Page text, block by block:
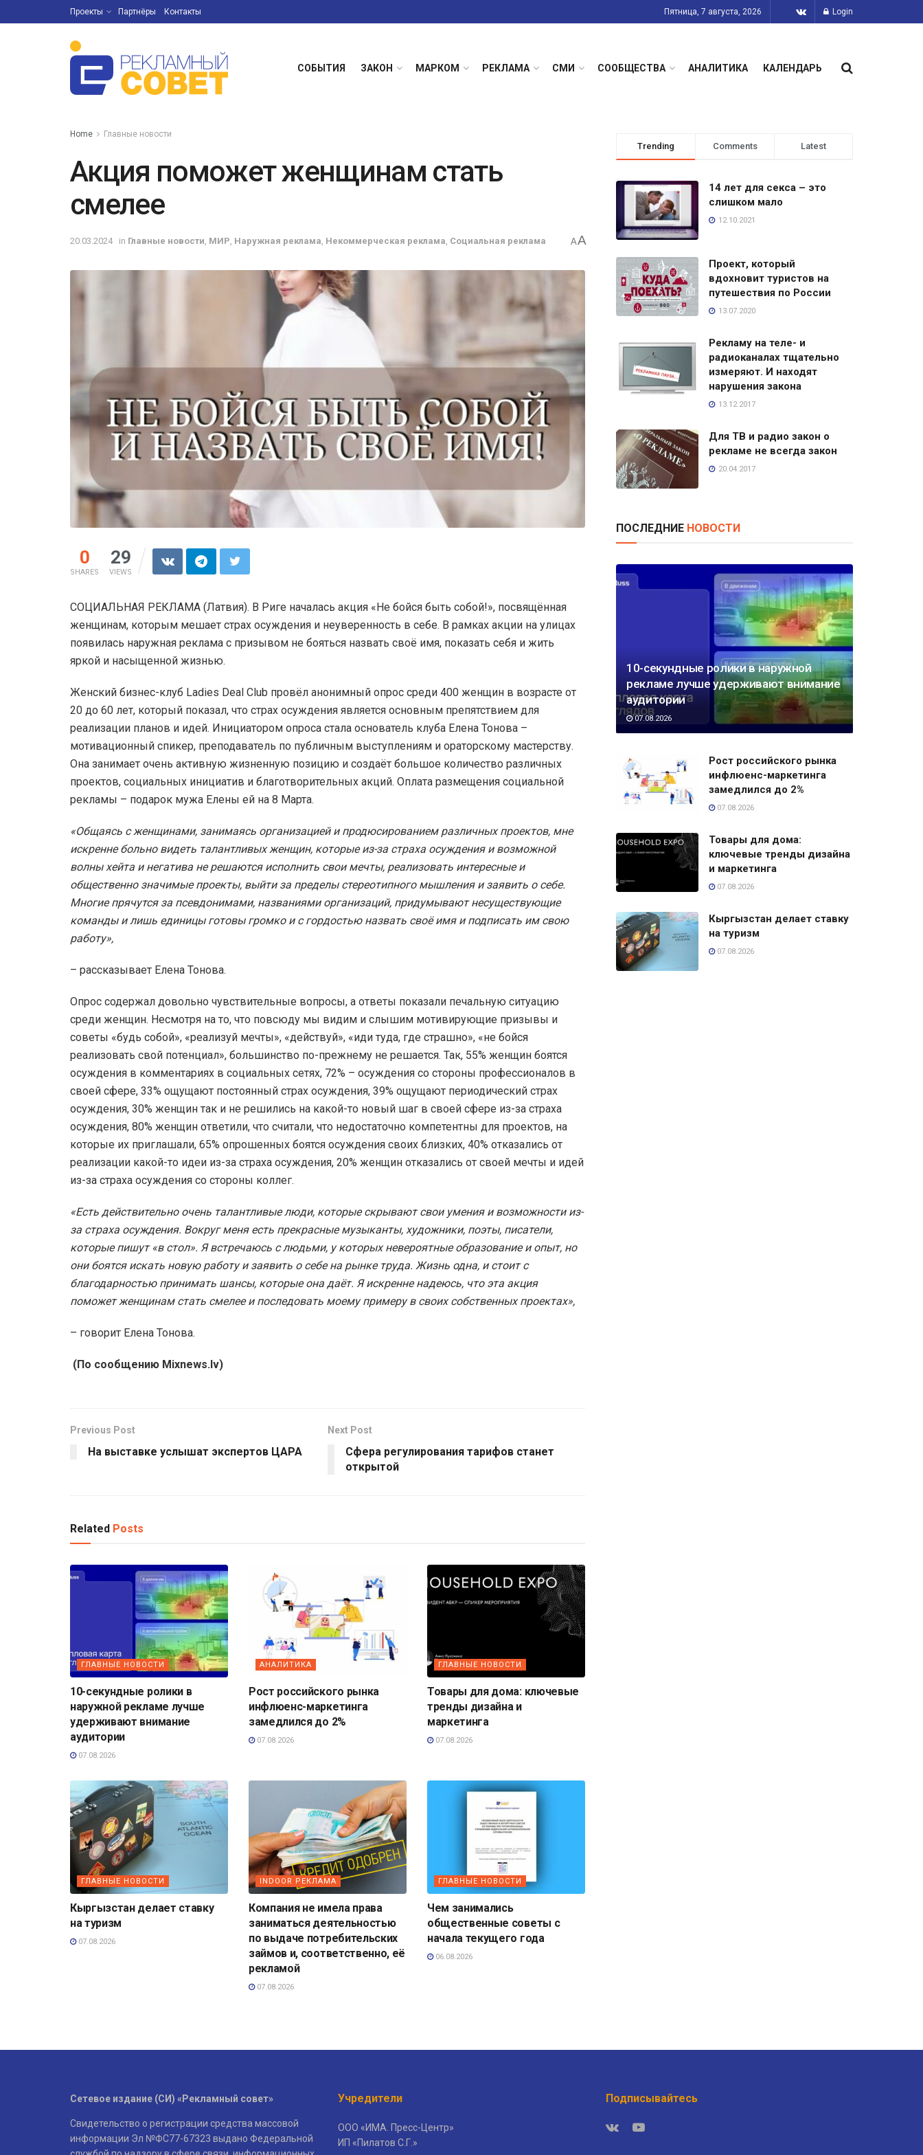
Проекты Партнёры Контакты Пятница, 7 августа, 2026 Login
СОБЫТИЯ ЗАКОН МАРКОМ РЕКЛАМА СМИ СООБЩЕСТВА АНАЛИТИКА КАЛЕНДАРЬ
Home Главные новости
Акция поможет женщинам стать
смелее
20.03.2024 in Главные новости МИР Наружная реклама Некоммерческая реклама Социальная реклама AA
0
SHARES
29
VIEWS
СОЦИАЛЬНАЯ РЕКЛАМА (Латвия). В Риге началась акция «Не бойся быть собой!», посвящённая
женщинам, которым мешает страх осуждения и неуверенность в себе. В рамках акции на улицах
появилась наружная реклама с призывом не бояться назвать своё имя, показать себя и жить
яркой и насыщенной жизнью.
Женский бизнес-клуб Ladies Deal Club провёл анонимный опрос среди 400 женщин в возрасте от
20 до 60 лет, который показал, что страх осуждения является основным препятствием для
реализации планов и идей. Инициатором опроса стала основатель клуба Елена Тонова –
мотивационный спикер, преподаватель по публичным выступлениям и ораторскому мастерству.
Она занимает очень активную жизненную позицию и создаёт большое количество различных
проектов, социальных инициатив и благотворительных акций. Оплата размещения социальной
рекламы – подарок мужа Елены ей на 8 Марта.
«Общаясь с женщинами, занимаясь организацией и продюсированием различных проектов, мне
искренне больно видеть талантливых женщин, которые из-за страха осуждения и возможной
волны хейта и негатива не решаются исполнить свои мечты, реализовать интересные и
общественно значимые проекты, выйти за пределы стереотипного мышления и заявить о себе.
Многие прячутся за псевдонимами, названиями организаций, придумывают несуществующие
команды и лишь единицы готовы громко и с гордостью назвать своё имя и подписать им свою
работу»,
– рассказывает Елена Тонова.
Опрос содержал довольно чувствительные вопросы, а ответы показали печальную ситуацию
среди женщин. Несмотря на то, что повсюду мы видим и слышим мотивирующие призывы и
советы «будь собой», «реализуй мечты», «действуй», «иди туда, где страшно», «не бойся
реализовать свой потенциал», большинство по-прежнему не решается. Так, 55% женщин боятся
осуждения в комментариях в социальных сетях, 72% – осуждения со стороны профессионалов в
своей сфере, 33% ощущают постоянный страх осуждения, 39% ощущают периодический страх
осуждения, 30% женщин так и не решились на какой-то новый шаг в своей сфере из-за страха
осуждения, 80% женщин ответили, что считали, что недостаточно компетентны для проектов, на
которые их приглашали, 65% опрошенных боятся осуждения своих близких, 40% отказались от
реализации какой-то идеи из-за страха осуждения, 20% женщин отказались от своей мечты и идей
из-за страха осуждения со стороны коллег.
«Есть действительно очень талантливые люди, которые скрывают свои умения и возможности из-
за страха осуждения. Вокруг меня есть прекрасные музыканты, художники, поэты, писатели,
которые пишут «в стол». Я встречаюсь с людьми, у которых невероятные образование и опыт, но
они боятся искать новую работу и заявить о себе на рынке труда. Жизнь одна, и стоит с
благодарностью принимать шансы, которые она даёт. Я искренне надеюсь, что эта акция
поможет женщинам стать смелее и последовать моему примеру в своих собственных проектах»,
– говорит Елена Тонова.
(По сообщению Mixnews.lv)
Previous Post
На выставке услышат экспертов ЦАРА
Next Post
Сфера регулирования тарифов станет
открытой
Related Posts
ГЛАВНЫЕ НОВОСТИ
10-секундные ролики в
наружной рекламе лучше
удерживают внимание
аудитории
07.08.2026
АНАЛИТИКА
Рост российского рынка
инфлюенс-маркетинга
замедлился до 2%
07.08.2026
ГЛАВНЫЕ НОВОСТИ
Товары для дома: ключевые
тренды дизайна и
маркетинга
07.08.2026
ГЛАВНЫЕ НОВОСТИ
Кыргызстан делает ставку
на туризм
07.08.2026
INDOOR РЕКЛАМА
Компания не имела права
заниматься деятельностью
по выдаче потребительских
займов и, соответственно, её
рекламой
07.08.2026
ГЛАВНЫЕ НОВОСТИ
Чем занимались
общественные советы с
начала текущего года
06.08.2026
Trending Comments Latest
14 лет для секса – это
слишком мало
12.10.2021
Проект, который
вдохновит туристов на
путешествия по России
13.07.2020
Рекламу на теле- и
радиоканалах тщательно
измеряют. И находят
нарушения закона
13.12.2017
Для ТВ и радио закон о
рекламе не всегда закон
20.04.2017
ПОСЛЕДНИЕ НОВОСТИ
10-секундные ролики в наружной
рекламе лучше удерживают внимание
аудитории
07.08.2026
Рост российского рынка
инфлюенс-маркетинга
замедлился до 2%
07.08.2026
Товары для дома:
ключевые тренды дизайна
и маркетинга
07.08.2026
Кыргызстан делает ставку
на туризм
07.08.2026
Сетевое издание (СИ) «Рекламный совет»
Свидетельство о регистрации средства массовой
информации Эл №ФС77-67323 выдано Федеральной
Учредители
ООО «ИМА. Пресс-Центр»
ИП «Пилатов С.Г.»
Подписывайтесь